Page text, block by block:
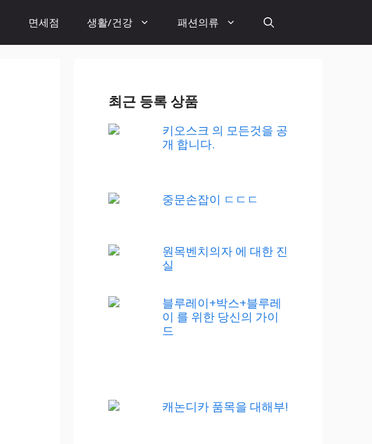
면세점 생활/건강 패션의류
최근 등록 상품
키오스크 의 모든것을 공
개 합니다.
중문손잡이 ㄷㄷㄷ
원목벤치의자 에 대한 진
실
블루레이+박스+블루레
이 를 위한 당신의 가이
드
캐논디카 품목을 대해부!